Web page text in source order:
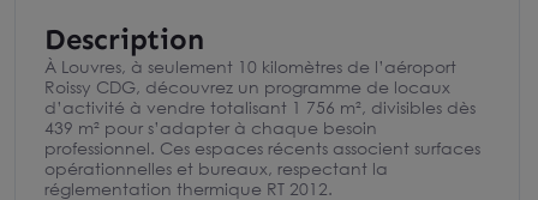
Description
À Louvres, à seulement 10 kilomètres de l’aéroport
Roissy CDG, découvrez un programme de locaux
d’activité à vendre totalisant 1 756 m², divisibles dès
439 m² pour s’adapter à chaque besoin
professionnel. Ces espaces récents associent surfaces
opérationnelles et bureaux, respectant la
réglementation thermique RT 2012.